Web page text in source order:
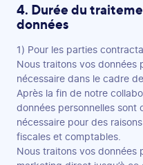
4. Durée du
données
1) Pour les parties
Nous traitons vos données
nécessaire dans le cadre
Après la fin de notre
données personnelles sont
nécessaire pour des
fiscales et comptables.
Nous traitons vos données